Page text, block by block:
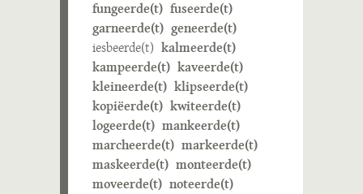
fungeerde(t) fuseerde(t)
garneerde(t) geneerde(t)
iesbeerde(t) kalmeerde(t)
kampeerde(t) kaveerde(t)
kleineerde(t) klipseerde(t)
kopiëerde(t) kwiteerde(t)
logeerde(t) mankeerde(t)
marcheerde(t) markeerde(t)
maskeerde(t) monteerde(t)
moveerde(t) noteerde(t)